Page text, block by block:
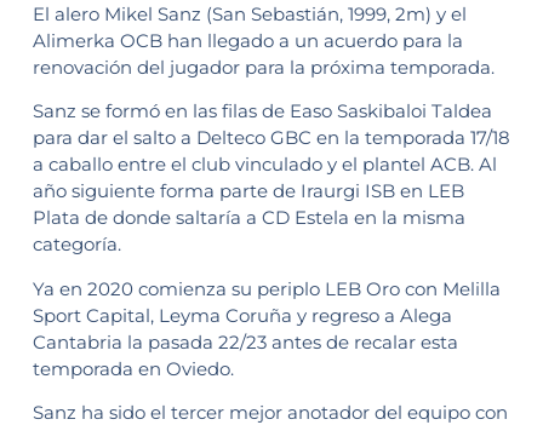
El alero Mikel Sanz (San Sebastián, 1999, 2m) y el
Alimerka OCB han llegado a un acuerdo para la
renovación del jugador para la próxima temporada.
Sanz se formó en las filas de Easo Saskibaloi Taldea
para dar el salto a Delteco GBC en la temporada 17/18
a caballo entre el club vinculado y el plantel ACB. Al
año siguiente forma parte de Iraurgi ISB en LEB
Plata de donde saltaría a CD Estela en la misma
categoría.
Ya en 2020 comienza su periplo LEB Oro con Melilla
Sport Capital, Leyma Coruña y regreso a Alega
Cantabria la pasada 22/23 antes de recalar esta
temporada en Oviedo.
Sanz ha sido el tercer mejor anotador del equipo con